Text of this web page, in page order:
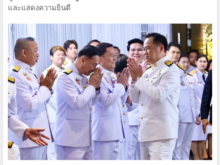
และแสดงความยินดี